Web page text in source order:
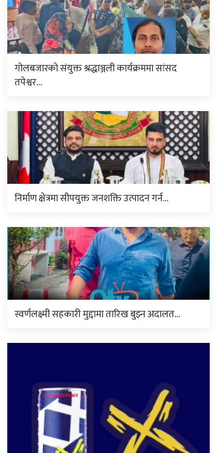
गोलबजारको संयुक्त श्रद्धाञ्जली कार्यक्रममा सांसद
तपेश्वर…
निर्माण क्षेत्रमा सीपयुक्त जनशक्ति उत्पादन गर्न…
स्वर्णलक्ष्मी सहकारी मुद्दामा तारिख बुझ्न अदालत…